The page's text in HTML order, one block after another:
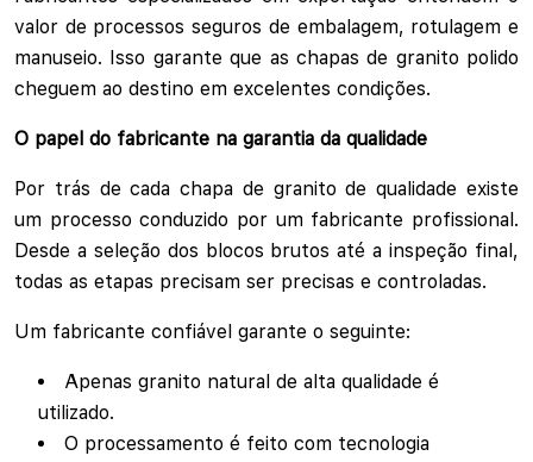
valor de processos seguros de embalagem, rotulagem e
manuseio. Isso garante que as chapas de granito polido
cheguem ao destino em excelentes condições.
O papel do fabricante na garantia da qualidade
Por trás de cada chapa de granito de qualidade existe
um processo conduzido por um fabricante profissional.
Desde a seleção dos blocos brutos até a inspeção final,
todas as etapas precisam ser precisas e controladas.
Um fabricante confiável garante o seguinte:
Apenas granito natural de alta qualidade é
utilizado.
O processamento é feito com tecnologia